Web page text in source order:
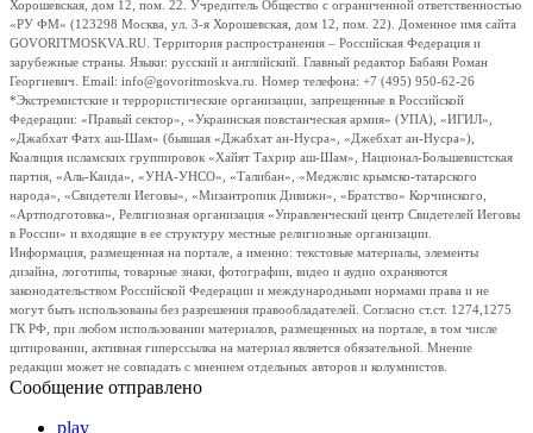
Хорошевская, дом 12, пом. 22. Учредитель Общество с ограниченной ответственностью
«РУ ФМ» (123298 Москва, ул. 3-я Хорошевская, дом 12, пом. 22). Доменное имя сайта
GOVORITMOSKVA.RU. Территория распространения – Российская Федерация и
зарубежные страны. Языки: русский и английский. Главный редактор Бабаян Роман
Георгиевич. Email: info@govoritmoskva.ru. Номер телефона: +7 (495) 950-62-26
*Экстремистские и террористические организации, запрещенные в Российской
Федерации: «Правый сектор», «Украинская повстанческая армия» (УПА), «ИГИЛ»,
«Джабхат Фатх аш-Шам» (бывшая «Джабхат ан-Нусра», «Джебхат ан-Нусра»),
Коалиция исламских группировок «Хайят Тахрир аш-Шам», Национал-Большевистская
партия, «Аль-Каида», «УНА-УНСО», «Талибан», «Меджлис крымско-татарского
народа», «Свидетели Иеговы», «Мизантропик Дивижн», «Братство» Корчинского,
«Артподготовка», Религиозная организация «Управленческий центр Свидетелей Иеговы
в России» и входящие в ее структуру местные религиозные организации.
Информация, размещенная на портале, а именно: текстовые материалы, элементы
дизайна, логотипы, товарные знаки, фотографии, видео и аудио охраняются
законодательством Российской Федерации и международными нормами права и не
могут быть использованы без разрешения правообладателей. Согласно ст.ст. 1274,1275
ГК РФ, при любом использовании материалов, размещенных на портале, в том числе
цитировании, активная гиперссылка на материал является обязательной. Мнение
редакции может не совпадать с мнением отдельных авторов и колумнистов.
Сообщение отправлено
play